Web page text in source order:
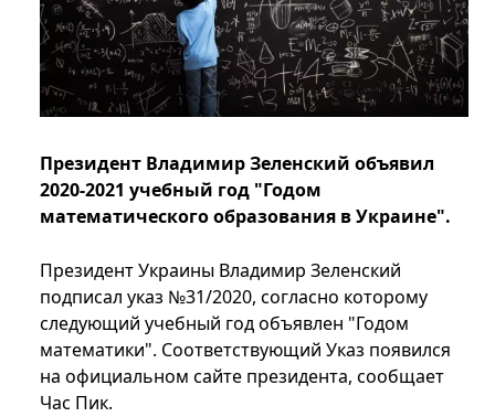
Президент Владимир Зеленский объявил
2020-2021 учебный год "Годом
математического образования в Украине".
Президент Украины Владимир Зеленский
подписал указ №31/2020, согласно которому
следующий учебный год объявлен "Годом
математики". Соответствующий Указ появился
на официальном сайте президента, сообщает
Час Пик.